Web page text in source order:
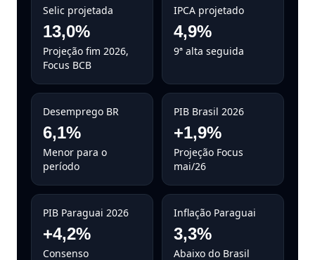
Selic projetada
13,0%
Projeção fim 2026,
Focus BCB
IPCA projetado
4,9%
9ª alta seguida
Desemprego BR
6,1%
Menor para o
período
PIB Brasil 2026
+1,9%
Projeção Focus
mai/26
PIB Paraguai 2026
+4,2%
Consenso
Inflação Paraguai
3,3%
Abaixo do Brasil